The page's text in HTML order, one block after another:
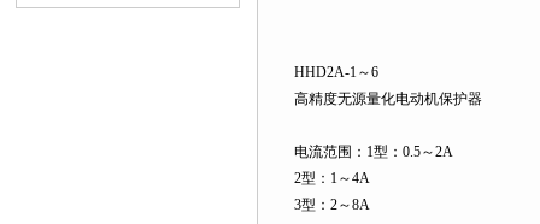
HHD2A-1～6
高精度无源量化电动机保护器
电流范围：1型：0.5～2A
2型：1～4A
3型：2～8A